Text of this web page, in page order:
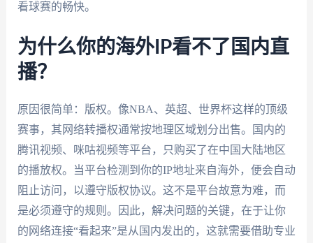
看球赛的畅快。
为什么你的海外IP看不了国内直
播？
原因很简单：版权。像NBA、英超、世界杯这样的顶级
赛事，其网络转播权通常按地理区域划分出售。国内的
腾讯视频、咪咕视频等平台，只购买了在中国大陆地区
的播放权。当平台检测到你的IP地址来自海外，便会自动
阻止访问，以遵守版权协议。这不是平台故意为难，而
是必须遵守的规则。因此，解决问题的关键，在于让你
的网络连接“看起来”是从国内发出的，这就需要借助专业